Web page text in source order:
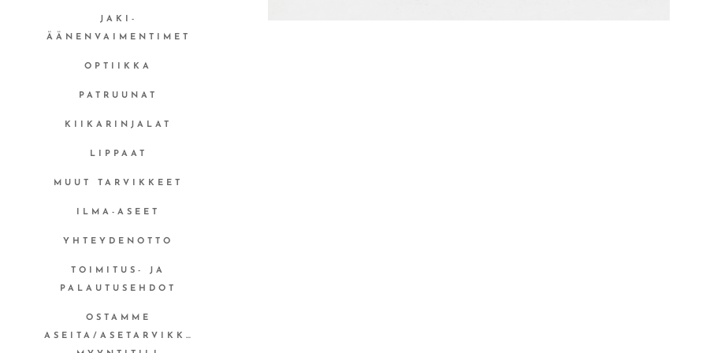
JAKI-
ÄÄNENVAIMENTIMET
OPTIIKKA
PATRUUNAT
KIIKARINJALAT
LIPPAAT
MUUT TARVIKKEET
ILMA-ASEET
YHTEYDENOTTO
TOIMITUS- JA
PALAUTUSEHDOT
OSTAMME
ASEITA/ASETARVIKKEITA